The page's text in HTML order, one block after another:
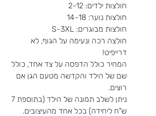
חולצות ילדים: 2-12
חולצות נוער: 14-18
חולצות מבוגרים: S-3XL
חולצה רכה ונעימה על הגוף, לא
דרייפיט!
המחיר כולל הדפסה על צד אחד, כולל
שם של הילד והקדשה מטעם הגן אם
רוצים.
ניתן לשלב תמונה של הילד (בתוספת 7
ש"ח ליחידה) בכל אחד מהעיצובים.